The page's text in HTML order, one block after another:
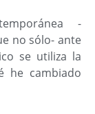
-
no sólo- ante
se utiliza la
he cambiado